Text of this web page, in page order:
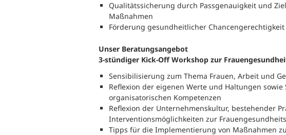
Qualitätssicherung durch Passgenauigkeit und
Maßnahmen
Förderung gesundheitlicher
Unser Beratungsangebot
3-stündiger Kick-Off Workshop zur
Sensibilisierung zum Thema Frauen, Arbeit und
Reflexion der eigenen Werte und Haltungen
organisatorischen Kompetenzen
Reflexion der Unternehmenskultur, bestehender
Interventionsmöglichkeiten zur
Tipps für die Implementierung von Maßnahmen